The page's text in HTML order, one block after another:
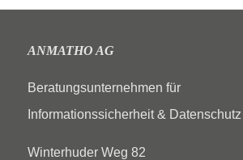
ANMATHO AG
Beratungsunternehmen für
Informationssicherheit & Datenschutz
Winterhuder Weg 82